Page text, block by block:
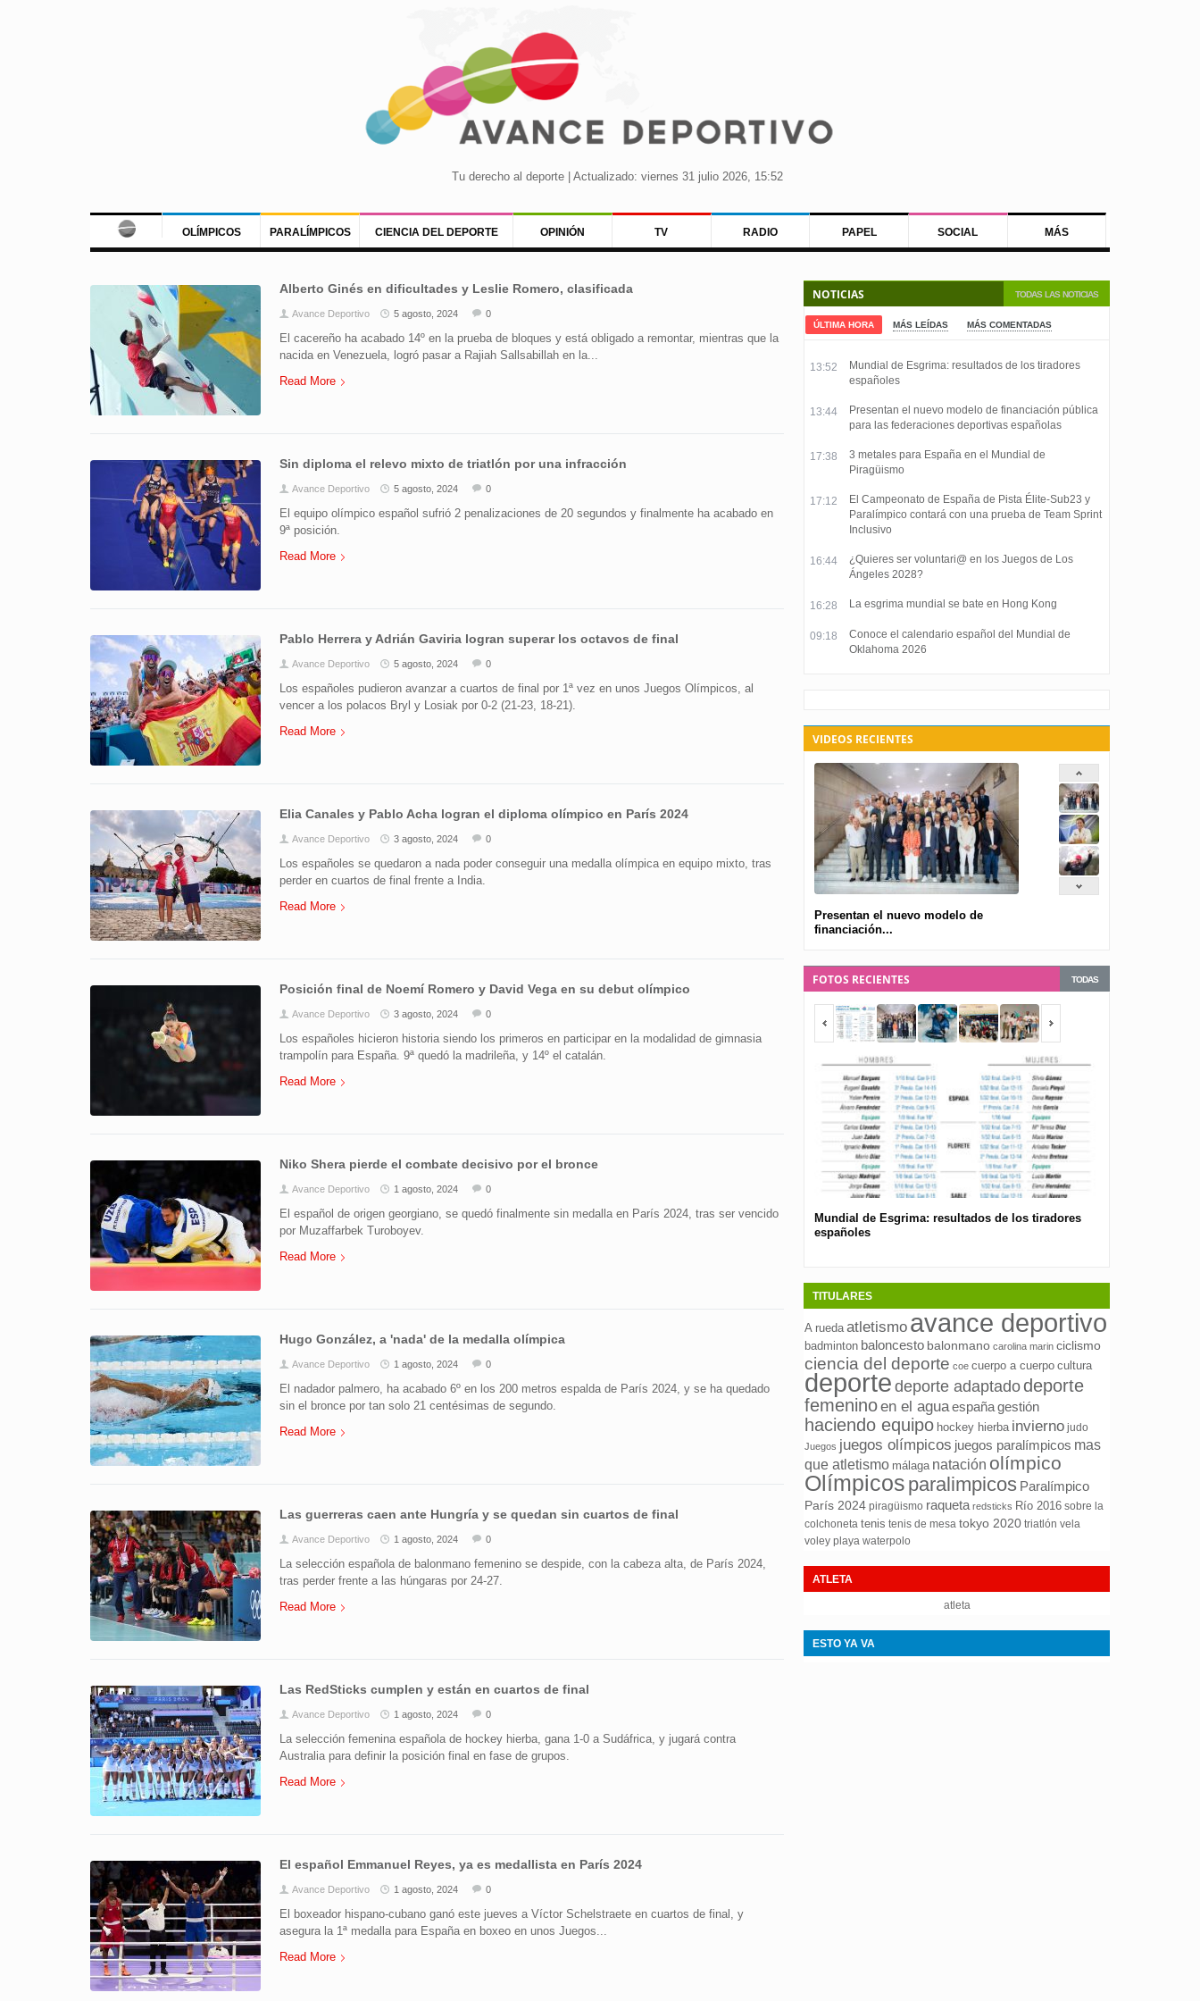
Tu derecho al deporte | Actualizado: viernes 31 julio 2026, 15:52
OLÍMPICOS PARALÍMPICOS CIENCIA DEL DEPORTE OPINIÓN TV RADIO PAPEL SOCIAL MÁS
Alberto Ginés en dificultades y Leslie Romero, clasificada
Avance Deportivo 5 agosto, 2024 0
El cacereño ha acabado 14º en la prueba de bloques y está obligado a remontar, mientras que la
nacida en Venezuela, logró pasar a Rajiah Sallsabillah en la...
Read More
Sin diploma el relevo mixto de triatlón por una infracción
Avance Deportivo 5 agosto, 2024 0
El equipo olímpico español sufrió 2 penalizaciones de 20 segundos y finalmente ha acabado en
9ª posición.
Read More
Pablo Herrera y Adrián Gaviria logran superar los octavos de final
Avance Deportivo 5 agosto, 2024 0
Los españoles pudieron avanzar a cuartos de final por 1ª vez en unos Juegos Olímpicos, al
vencer a los polacos Bryl y Losiak por 0-2 (21-23, 18-21).
Read More
Elia Canales y Pablo Acha logran el diploma olímpico en París 2024
Avance Deportivo 3 agosto, 2024 0
Los españoles se quedaron a nada poder conseguir una medalla olímpica en equipo mixto, tras
perder en cuartos de final frente a India.
Read More
Posición final de Noemí Romero y David Vega en su debut olímpico
Avance Deportivo 3 agosto, 2024 0
Los españoles hicieron historia siendo los primeros en participar en la modalidad de gimnasia
trampolín para España. 9ª quedó la madrileña, y 14º el catalán.
Read More
Niko Shera pierde el combate decisivo por el bronce
Avance Deportivo 1 agosto, 2024 0
El español de origen georgiano, se quedó finalmente sin medalla en París 2024, tras ser vencido
por Muzaffarbek Turoboyev.
Read More
Hugo González, a 'nada' de la medalla olímpica
Avance Deportivo 1 agosto, 2024 0
El nadador palmero, ha acabado 6º en los 200 metros espalda de París 2024, y se ha quedado
sin el bronce por tan solo 21 centésimas de segundo.
Read More
Las guerreras caen ante Hungría y se quedan sin cuartos de final
Avance Deportivo 1 agosto, 2024 0
La selección española de balonmano femenino se despide, con la cabeza alta, de París 2024,
tras perder frente a las húngaras por 24-27.
Read More
Las RedSticks cumplen y están en cuartos de final
Avance Deportivo 1 agosto, 2024 0
La selección femenina española de hockey hierba, gana 1-0 a Sudáfrica, y jugará contra
Australia para definir la posición final en fase de grupos.
Read More
El español Emmanuel Reyes, ya es medallista en París 2024
Avance Deportivo 1 agosto, 2024 0
El boxeador hispano-cubano ganó este jueves a Víctor Schelstraete en cuartos de final, y
asegura la 1ª medalla para España en boxeo en unos Juegos...
Read More
TODAS LAS NOTICIAS
NOTICIAS
ÚLTIMA HORA MÁS LEÍDAS MÁS COMENTADAS
13:52
Mundial de Esgrima: resultados de los tiradores
españoles
13:44
Presentan el nuevo modelo de financiación pública
para las federaciones deportivas españolas
17:38
3 metales para España en el Mundial de
Piragüismo
17:12
El Campeonato de España de Pista Élite-Sub23 y
Paralímpico contará con una prueba de Team Sprint
Inclusivo
16:44
¿Quieres ser voluntari@ en los Juegos de Los
Ángeles 2028?
16:28 La esgrima mundial se bate en Hong Kong
09:18
Conoce el calendario español del Mundial de
Oklahoma 2026
VIDEOS RECIENTES
Presentan el nuevo modelo de
financiación...
TODAS
FOTOS RECIENTES
Mundial de Esgrima: resultados de los tiradores
españoles
TITULARES
A rueda atletismo avance deportivo
badminton baloncesto balonmano carolina marin ciclismo
ciencia del deporte coe cuerpo a cuerpo cultura
deporte deporte adaptadodeporte
femeninoen el aguaespaña gestión
haciendo equipo hockey hierba invierno judo
Juegos juegos olímpicos juegos paralímpicos mas
que atletismo málaga natación olímpico
Olímpicos paralimpicos Paralímpico
París 2024 piragüismo raqueta redsticks Río 2016 sobre la
colchoneta tenis tenis de mesa tokyo 2020 triatlón vela
voley playa waterpolo
ATLETA
atleta
ESTO YA VA